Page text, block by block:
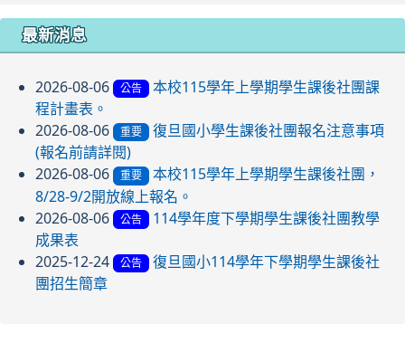
最新消息
2026-08-06 公告
本校115學年上學期學生課後社團課
程計畫表。
2026-08-06
重要
復旦國小學生課後社團報名注意事項
(報名前請詳閱)
2026-08-06
重要
本校115學年上學期學生課後社團，
8/28-9/2開放線上報名。
2026-08-06
公告
114學年度下學期學生課後社團教學
成果表
2025-12-24
公告
復旦國小114學年下學期學生課後社
團招生簡章